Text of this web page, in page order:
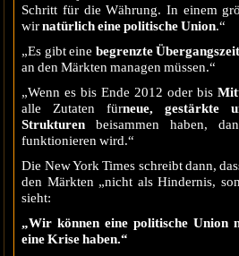
Schritt für die Währung. In einem
wirnatürlich eine politische Union.“
„Es gibt eine begrenzte Übergangszeit
an den Märkten managen müssen.“
„Wenn es bis Ende 2012 oder bis
alle Zutaten fürneue, gestärkte
Strukturen beisammen haben,
funktionieren wird.“
Die New York Times schreibt dann,
den Märkten „nicht als Hindernis,
sieht:
„Wir können eine politische Union
eine Krise haben.“